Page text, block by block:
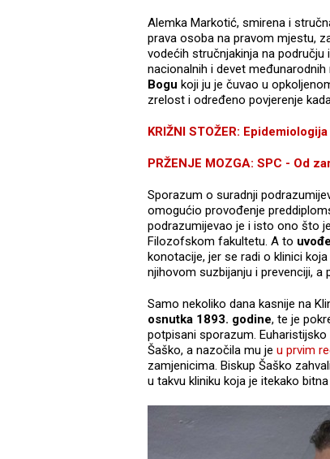
Alemka Markotić, smirena i
prava osoba na pravom mjestu,
vodećih stručnjakinja na
nacionalnih i devet
Bogu koji ju je čuvao u
zrelost i određeno povjerenje
KRIŽNI STOŽER:
PRŽENJE MOZGA: SPC - Od
Sporazum o suradnji
omogućio provođenje
podrazumijevao je i isto ono što
Filozofskom fakultetu. A to
konotacije, jer se radi o klinici
njihovom suzbijanju i prevenciji,
Samo nekoliko dana kasnije na
osnutka 1893. godine, te je
potpisani sporazum.
Šaško, a nazočila mu je u prvim
zamjenicima. Biskup Šaško
u takvu kliniku koja je itekako